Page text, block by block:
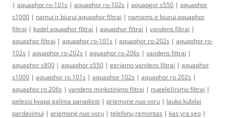
| aquaphor ro-101s | aquaphor ro-102s | aquapgor s550 | aquaphor
s1000 | namui ir biurui aquaphor filtrai | namams ir biurui aquaphor
filtrai | kodel aquaphor filtrai | aquaphor filtrai | vandens filtrai |
aquaphor filtrai | aquaphor ro-101s | aquaphor ro-202s | aquaphor ro-
102s | aquaphor ro-202s | aquaphor ro-206s | vandens filtrai |
aquaphor s800 | aquaphor s550 | geriamo vandens filtrai | aquaphor
s1000 | aquaphor ro 101s | aquaphor 102s | aquaphor ro 202s |
aquaphor ro 206s | vandens minkstinimo filtrai | nugeležinimo filtrai |
pelesio kvapa galima panaikinti | priemone nuo voru | lauko kubilai
pardavimui | priemonė nuo vorų | telefonų remontas | kas yra seo |